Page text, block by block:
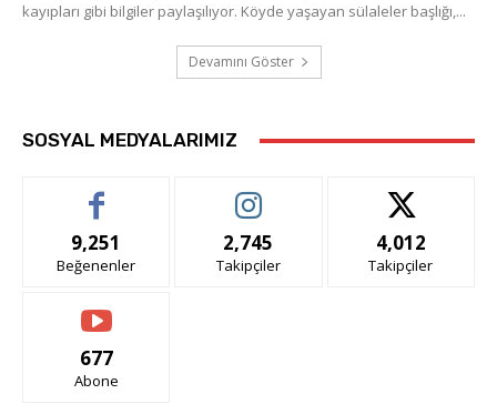
kayıpları gibi bilgiler paylaşılıyor. Köyde yaşayan sülaleler başlığı,...
Devamını Göster
SOSYAL MEDYALARIMIZ
9,251
Beğenenler
2,745
Takipçiler
4,012
Takipçiler
677
Abone